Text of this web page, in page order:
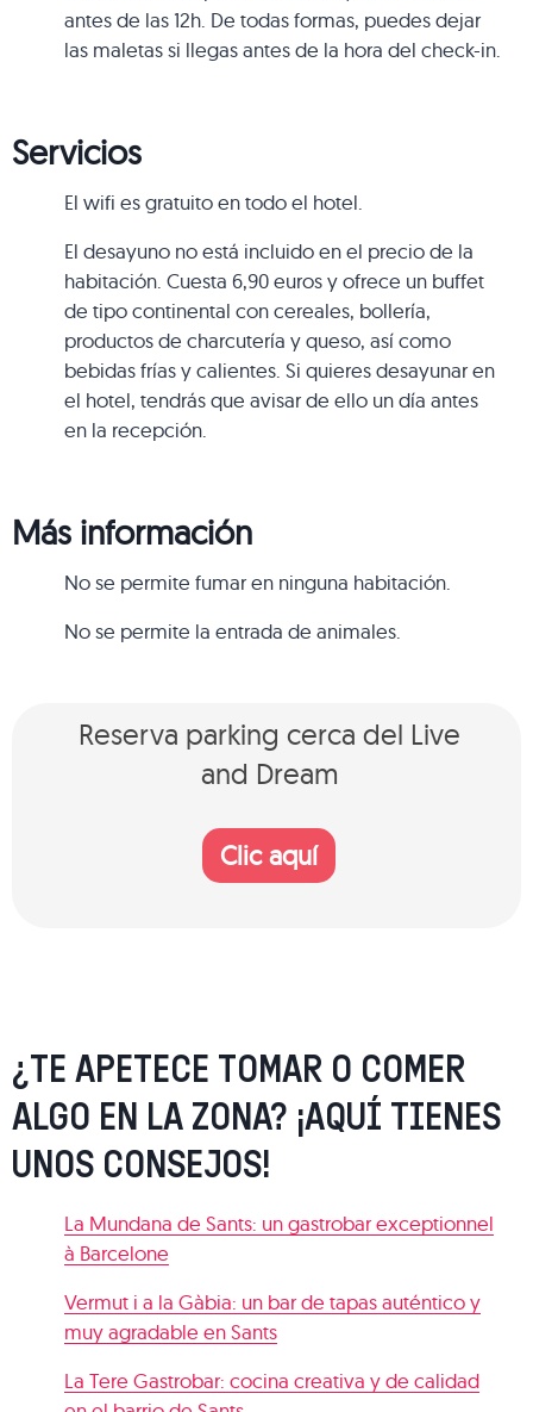
antes de las 12h. De todas formas, puedes dejar
las maletas si llegas antes de la hora del check-in.
Servicios
El wifi es gratuito en todo el hotel.
El desayuno no está incluido en el precio de la
habitación. Cuesta 6,90 euros y ofrece un buffet
de tipo continental con cereales, bollería,
productos de charcutería y queso, así como
bebidas frías y calientes. Si quieres desayunar en
el hotel, tendrás que avisar de ello un día antes
en la recepción.
Más información
No se permite fumar en ninguna habitación.
No se permite la entrada de animales.
Reserva parking cerca del Live
and Dream
Clic aquí
¿TE APETECE TOMAR O COMER
ALGO EN LA ZONA? ¡AQUÍ TIENES
UNOS CONSEJOS!
La Mundana de Sants: un gastrobar exceptionnel
à Barcelone
Vermut i a la Gàbia: un bar de tapas auténtico y
muy agradable en Sants
La Tere Gastrobar: cocina creativa y de calidad